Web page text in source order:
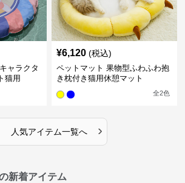
ャラクタ
猫用
¥6,120 (税込)
ペットマット 果物型ふわふわ抱
き枕付き猫用休憩マット
全2色
人気アイテム一覧へ ›
新着アイテム